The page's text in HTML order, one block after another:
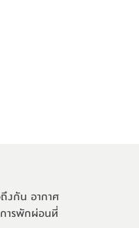
งกัน อากาศ
ารพักผ่อนที่